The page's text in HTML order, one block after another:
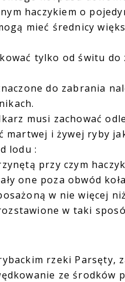
haczykiem o
mieć średnicy
tylko od świtu do
do zabrania
musi zachować
martwej i żywej ryby
lodu :
przy czym
one poza obwód
w nie więcej
w taki
rzeki Parsęty,
ze środków